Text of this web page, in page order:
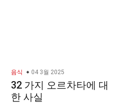
음식 04 3월 2025
32 가지 오르차타에 대
한 사실